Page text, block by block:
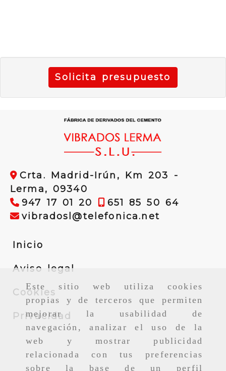
Este sitio web utiliza cookies
propias y de terceros que permiten
mejorar la usabilidad de
navegación, analizar el uso de la
web y mostrar publicidad
relacionada con tus preferencias
sobre la base de un perfil
Solicita presupuesto
Crta. Madrid-Irún, Km 203 -
Lerma,09340
947 17 01 20
651 85 50 64
vibradosl
telefonica.netvibradosl
Inicio
Aviso legal
Cookies
Privacidad